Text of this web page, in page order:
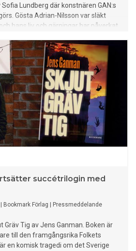
Lundberg där konstnären GAN:s
Gösta Adrian-Nilsson var släkt
hans liv och gärningar har påverkat
sträcker sig över ett helt sekel, flera
succétrilogin med
Bookmark Förlag Pressmeddelande
Gräv Tig av Jens Ganman. Boken är
till den framgångsrika Folkets
en komisk tragedi om det Sverige